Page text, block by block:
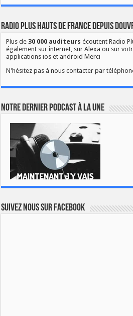
Radio Plus Hauts de France depuis
Plus de30 000 auditeurs écoutent Radio
également sur internet, sur Alexa ou sur
applications ios et android Merci
N'hésitez pas à nous contacter par
Notre dernier podcast à la une
Suivez nous sur Facebook